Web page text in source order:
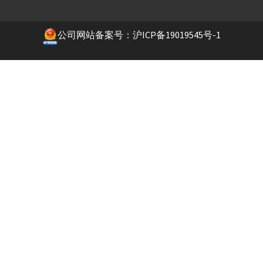
公司网站备案号：沪ICP备19019545号-1